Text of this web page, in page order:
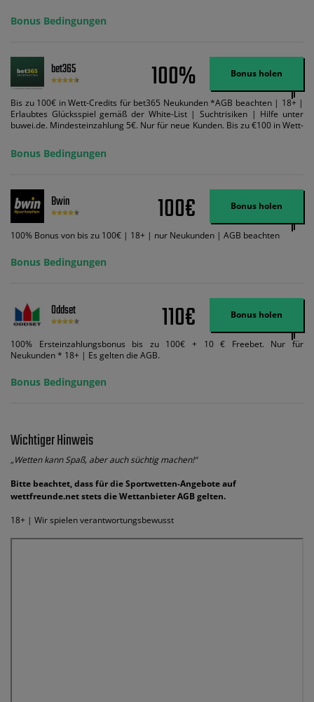
Bonus Bedingungen
bet365 100% Bonus holen
Bis zu 100€ in Wett-Credits für bet365 Neukunden *AGB beachten | 18+ |
Erlaubtes Glücksspiel gemäß der White-List | Suchtrisiken | Hilfe unter
buwei.de. Mindesteinzahlung 5€. Nur für neue Kunden. Bis zu €100 in Wett-
ein und wir geben Ihnen die entsprechende qualifizierende Einzahlung in
Wett-Credits, wenn Sie qualifizierende Wetten im gleichen Wert platzieren
Wett-Credits aus. Es gelten die AGB, Zeitlimits und Ausnahmen. Der Bonus-
Code VIPANGEBOT kann während der Anmeldung benutzt werden, jedoch
ändert dies den Angebotsbetrag in keinster Weise.
Bonus Bedingungen
Bwin 100€ Bonus holen
100% Bonus von bis zu 100€ | 18+ | nur Neukunden | AGB beachten
Bonus Bedingungen
Oddset 110€ Bonus holen
100% Ersteinzahlungsbonus bis zu 100€ + 10 € Freebet. Nur für
Neukunden * 18+ | Es gelten die AGB.
Bonus Bedingungen
Wichtiger Hinweis
„Wetten kann Spaß, aber auch süchtig machen!“
Bitte beachtet, dass für die Sportwetten-Angebote auf
wettfreunde.net stets die Wettanbieter AGB gelten.
18+ | Wir spielen verantwortungsbewusst